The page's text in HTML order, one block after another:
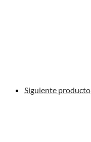
Siguiente producto